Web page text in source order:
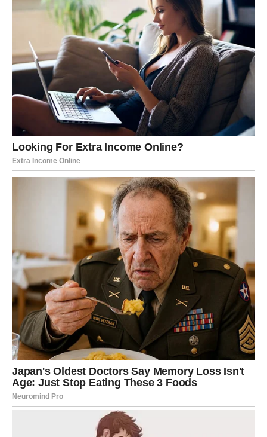
Naučne studije potvrđuju da i kratko izbjegavanje ekrana
ujutro donosi mjerljive koristi: poboljšava raspoloženje,
povećava koncentraciju i jača sposobnost donošenja
odluka. Ljudi koji praktikuju „tihi početak“ izvještavaju da
im dan protiče smirenije, da osjećaju više kontrole i da
imaju veću otpornost na stres. Čak iako promjena izgleda